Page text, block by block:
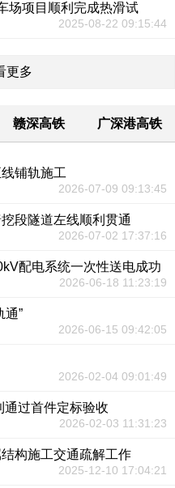
场项目顺利完成热滑试
2025-08-22 09:15:44
更多
赣深高铁 广深港高铁
铺轨施工
2026-07-09 09:13:45
段隧道左线顺利贯通
2026-07-02 17:37:16
配电系统一次性送电成功
2026-06-18 11:23:19
通”
2026-06-15 09:42:05
2026-02-04 09:01:49
过首件定标验收
2026-02-03 11:31:23
构施工交通疏解工作
2025-12-10 17:04:21